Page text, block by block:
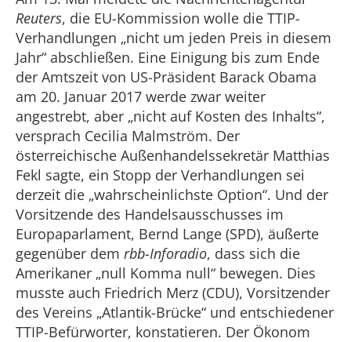
Reuters, die EU-Kommission wolle die TTIP-
Verhandlungen „nicht um jeden Preis in diesem
Jahr“ abschließen. Eine Einigung bis zum Ende
der Amtszeit von US-Präsident Barack Obama
am 20. Januar 2017 werde zwar weiter
angestrebt, aber „nicht auf Kosten des Inhalts“,
versprach Cecilia Malmström. Der
österreichische Außenhandelssekretär Matthias
Fekl sagte, ein Stopp der Verhandlungen sei
derzeit die „wahrscheinlichste Option“. Und der
Vorsitzende des Handelsausschusses im
Europaparlament, Bernd Lange (SPD), äußerte
gegenüber dem rbb-Inforadio, dass sich die
Amerikaner „null Komma null“ bewegen. Dies
musste auch Friedrich Merz (CDU), Vorsitzender
des Vereins „Atlantik-Brücke“ und entschiedener
TTIP-Befürworter, konstatieren. Der Ökonom